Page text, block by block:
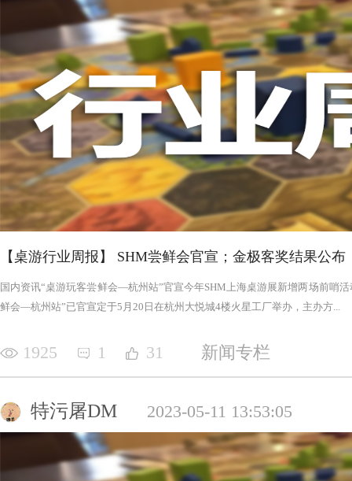
否进入罪恶的回合，鉴于次数有限以及是在英雄之后，这对
雄在场上存活的时间推移，英雄会变得更强，为了不断重创
日记录表，末日记录表上的数字越大，罪恶将会变得愈加难
竭尽全力后，仍要凭着压倒性的力量夷平土地。 与罪恶相对应的，是英雄阵营。每一次游戏，会在众
多英雄中（基础是七个，扩展中还有二十个左右）选择七个
的能力，也各有侧重，这一点的设计使游戏可玩度更高。然
的危机，英雄的每次行动都需要深思熟虑，与队友的配合显
英雄更是需要不断搜寻装备武装自己，然而每一轮的装备数
英雄为了目标浴血奋战，然而行动有限，资源有限，英雄们
战、面对压力的人来说，英雄的阵营将让你沉浸于此。，而
我体验的六局里，只扮演了一次罪恶，大多数作为英雄时，
游戏，不仅仅是挑战，而是它本身加入的运气因素和策略程
实现的艰巨挑战。大家有机会确实值得尝试！
【桌游行业周报】 SHM尝鲜会官宣；金极客奖结果公布
国内资讯“桌游玩客尝鲜会—杭州站”官宣今年SHM上海桌游展新增两场前哨
鲜会—杭州站”已官宣定于5月20日在杭州大悦城4楼火星工厂举办，主办方...
1925 1 31 新闻专栏
特污屠DM 2023-05-11 13:53:05